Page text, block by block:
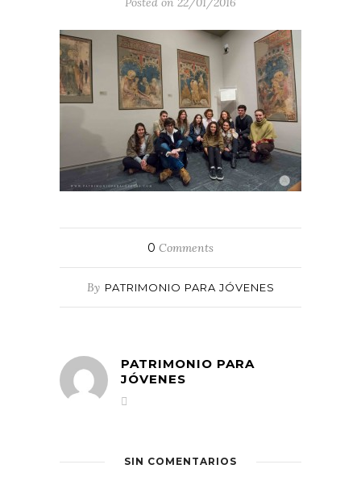
0 Comments
By PATRIMONIO PARA JÓVENES
PATRIMONIO PARA
JÓVENES
SIN COMENTARIOS